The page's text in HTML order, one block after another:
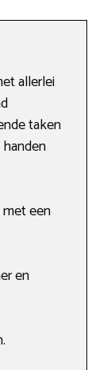
allerlei
taken
een
en